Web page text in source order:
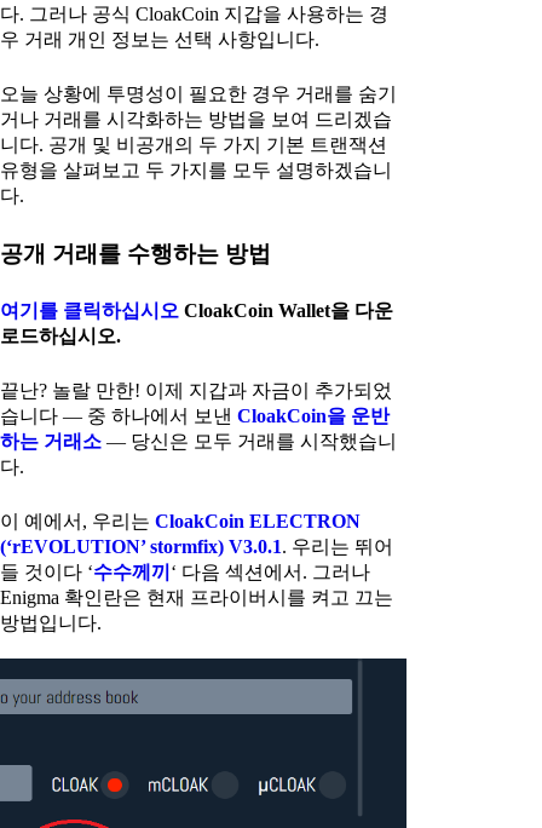
다. 그러나 공식 CloakCoin 지갑을 사용하는 경
우 거래 개인 정보는 선택 사항입니다.
오늘 상황에 투명성이 필요한 경우 거래를 숨기
거나 거래를 시각화하는 방법을 보여 드리겠습
니다. 공개 및 비공개의 두 가지 기본 트랜잭션
유형을 살펴보고 두 가지를 모두 설명하겠습니
다.
공개 거래를 수행하는 방법
여기를 클릭하십시오 CloakCoin Wallet을 다운
로드하십시오.
끝난? 놀랄 만한! 이제 지갑과 자금이 추가되었
습니다 — 중 하나에서 보낸 CloakCoin을 운반
하는 거래소 — 당신은 모두 거래를 시작했습니
다.
이 예에서, 우리는 CloakCoin ELECTRON
(‘rEVOLUTION’ stormfix) V3.0.1. 우리는 뛰어
들 것이다 ‘수수께끼 ‘ 다음 섹션에서. 그러나
Enigma 확인란은 현재 프라이버시를 켜고 끄는
방법입니다.